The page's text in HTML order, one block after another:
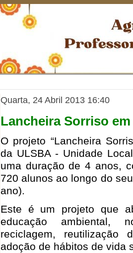
Quarta, 24 Abril 2013 16:40
Lancheira Sorriso
O projeto “Lancheira
da ULSBA - Unidade
uma duração de 4 anos,
720 alunos ao longo do
ano).
Este é um projeto que
educação ambiental,
reciclagem, reutilização
adoção de hábitos de vida